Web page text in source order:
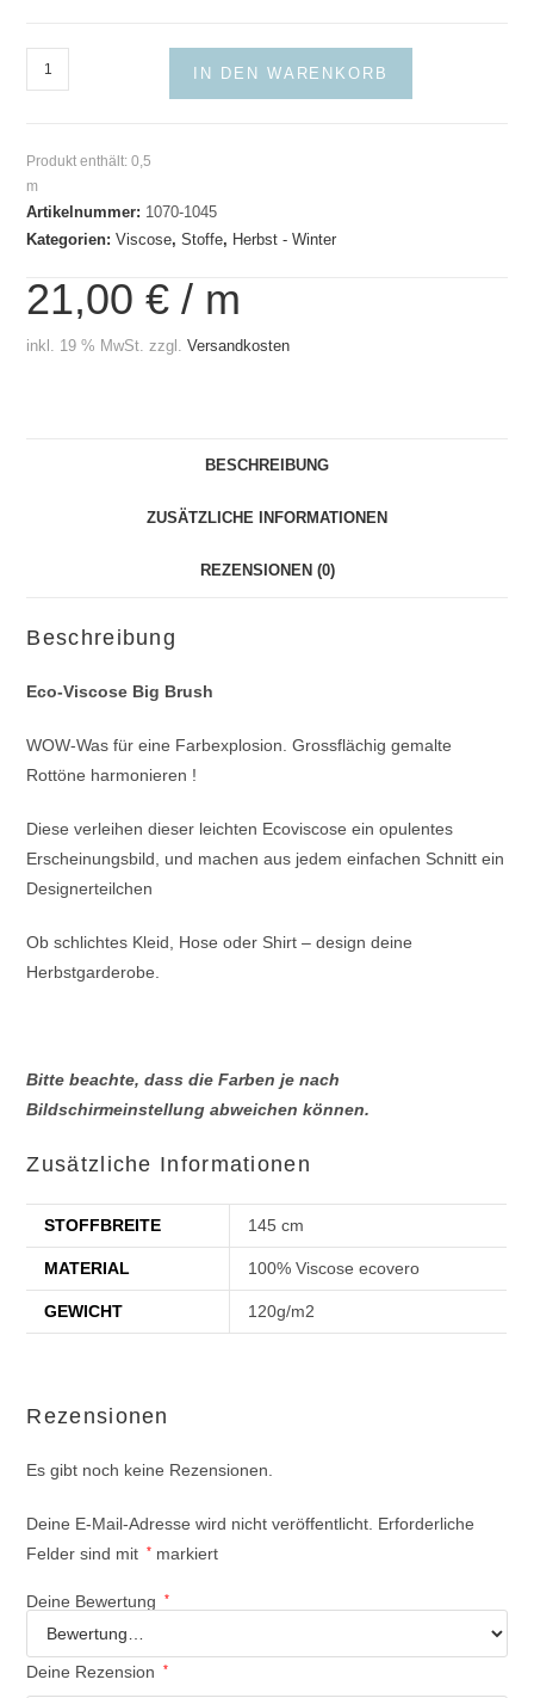
Eco-
Viscose
Menge
IN DEN WARENKORB
Produkt enthält: 0,5
m
Artikelnummer: 1070-1045
Kategorien:Viscose,Stoffe, Herbst - Winter
21,00€ / m
inkl. 19 % MwSt. zzgl.Versandkosten
BESCHREIBUNG
ZUSÄTZLICHE INFORMATIONEN
REZENSIONEN (0)
Beschreibung
Eco-Viscose Big Brush
WOW-Was für eine Farbexplosion. Grossflächig gemalte
Rottöne harmonieren !
Diese verleihen dieser leichten Ecoviscose ein opulentes
Erscheinungsbild, und machen aus jedem einfachen Schnitt ein
Designerteilchen
Ob schlichtes Kleid, Hose oder Shirt – design deine
Herbstgarderobe.
Bitte beachte, dass die Farben je nach
Bildschirmeinstellung abweichen können.
Zusätzliche Informationen
STOFFBREITE 145 cm
MATERIAL 100% Viscose ecovero
GEWICHT 120g/m2
Rezensionen
Es gibt noch keine Rezensionen.
Deine E-Mail-Adresse wird nicht veröffentlicht. Erforderliche
Felder sind mit
* markiert
Deine Bewertung *
Deine Rezension *